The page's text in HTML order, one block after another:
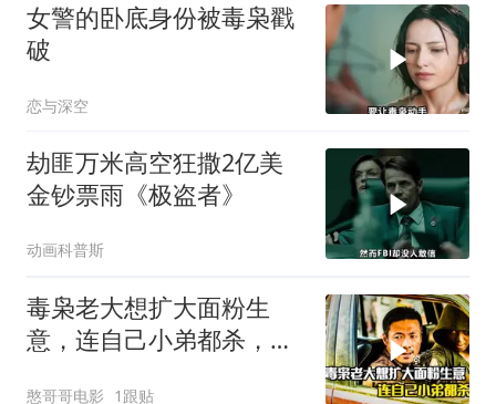
女警的卧底身份被毒枭戳
破
恋与深空
劫匪万米高空狂撒2亿美
金钞票雨《极盗者》
动画科普斯
毒枭老大想扩大面粉生
意，连自己小弟都杀，犯
憨哥哥电影 1跟贴